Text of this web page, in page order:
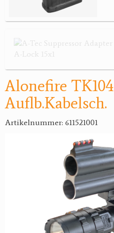
Alonefire TK104
Auflb.Kabelsch.
Artikelnummer: 611521001